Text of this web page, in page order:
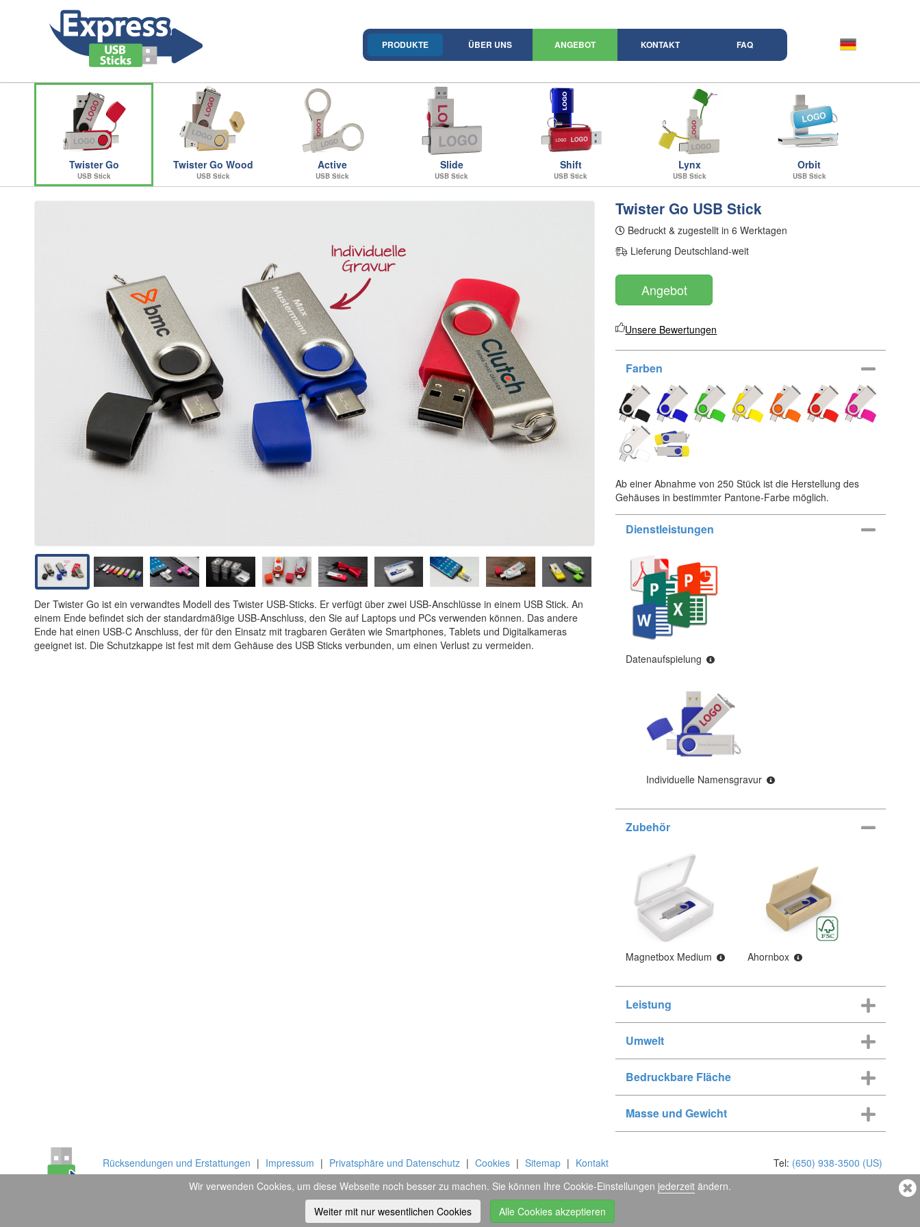
PRODUKTE ÜBER UNS ANGEBOT KONTAKT FAQ
Twister Go
USB Stick
Twister Go Wood
USB Stick
Active
USB Stick
Slide
USB Stick
Shift
USB Stick
Lynx
USB Stick
Orbit
USB Stick
Der Twister Go ist ein verwandtes Modell des Twister USB-Sticks. Er verfügt über zwei USB-Anschlüsse in einem USB Stick. An
einem Ende befindet sich der standardmäßige USB-Anschluss, den Sie auf Laptops und PCs verwenden können. Das andere
Ende hat einen USB-C Anschluss, der für den Einsatz mit tragbaren Geräten wie Smartphones, Tablets und Digitalkameras
geeignet ist. Die Schutzkappe ist fest mit dem Gehäuse des USB Sticks verbunden, um einen Verlust zu vermeiden.
Twister Go USB Stick
Bedruckt & zugestellt in 6 Werktagen
Lieferung Deutschland-weit
Angebot
Unsere Bewertungen
Farben
Ab einer Abnahme von 250 Stück ist die Herstellung des
Gehäuses in bestimmter Pantone-Farbe möglich.
Dienstleistungen
Datenaufspielung
Individuelle Namensgravur
Zubehör
Magnetbox Medium Ahornbox
Leistung
Umwelt
Bedruckbare Fläche
Masse und Gewicht
Tel: (650) 938-3500 (US)
Rücksendungen und Erstattungen | Impressum | Privatsphäre und Datenschutz | Cookies | Sitemap | Kontakt
Flashbay Ltd and Flashbay Inc. All Rights Reserved
Wir verwenden Cookies, um diese Webseite noch besser zu machen. Sie können Ihre Cookie-Einstellungen jederzeit ändern.
Weiter mit nur wesentlichen Cookies
Alle Cookies akzeptieren